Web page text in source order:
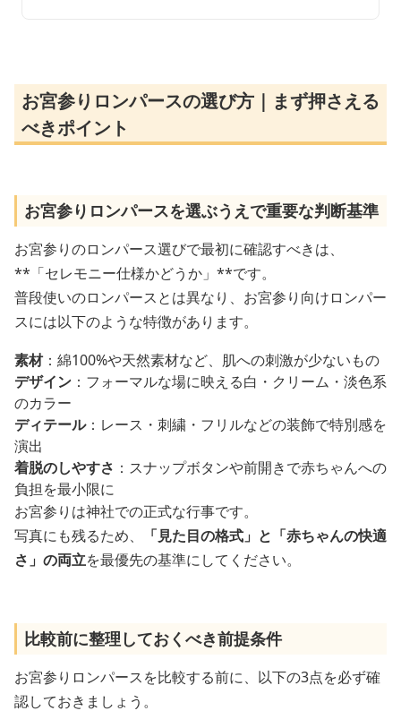
お宮参りロンパースの選び方｜まず押さえる
べきポイント
お宮参りロンパースを選ぶうえで重要な判断基準
お宮参りのロンパース選びで最初に確認すべきは、
**「セレモニー仕様かどうか」**です。
普段使いのロンパースとは異なり、お宮参り向けロンパー
スには以下のような特徴があります。
素材：綿100%や天然素材など、肌への刺激が少ないもの
デザイン ：フォーマルな場に映える白・クリーム・淡色系
のカラー
ディテール：レース・刺繍・フリルなどの装飾で特別感を
演出
着脱のしやすさ ：スナップボタンや前開きで赤ちゃんへの
負担を最小限に
お宮参りは神社での正式な行事です。
写真にも残るため、
「見た目の格式」と「赤ちゃんの快適
さ」の両立を最優先の基準にしてください。
比較前に整理しておくべき前提条件
お宮参りロンパースを比較する前に、以下の3点を必ず確
認しておきましょう。